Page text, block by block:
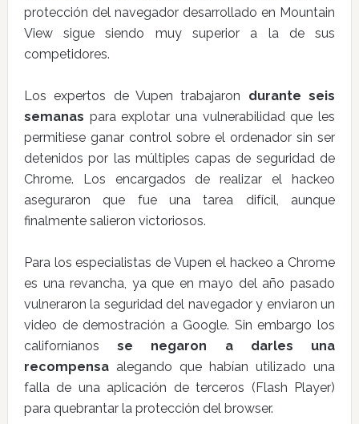
protección del navegador desarrollado en Mountain
View sigue siendo muy superior a la de sus
competidores.
Los expertos de Vupen trabajaron durante seis
semanas para explotar una vulnerabilidad que les
permitiese ganar control sobre el ordenador sin ser
detenidos por las múltiples capas de seguridad de
Chrome. Los encargados de realizar el hackeo
aseguraron que fue una tarea difícil, aunque
finalmente salieron victoriosos.
Para los especialistas de Vupen el hackeo a Chrome
es una revancha, ya que en mayo del año pasado
vulneraron la seguridad del navegador y enviaron un
video de demostración a Google. Sin embargo los
californianosse negaron a darles una
recompensaalegando que habían utilizado una
falla de una aplicación de terceros (Flash Player)
para quebrantar la protección del browser.